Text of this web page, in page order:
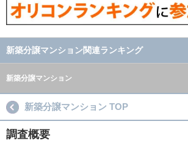
新築分譲マンション関連ランキング
新築分譲マンション
新築分譲マンション TOP
調査概要